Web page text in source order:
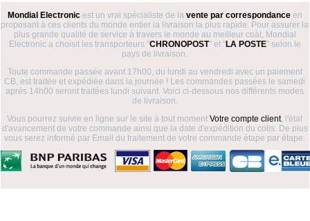
Mondial Electronicest un vrai spécialiste de la vente par correspondanceen
proposant à ces clients du monde entier la livraison la plus rapide. Pour assurer la
plus grande qualité de service à travers le monde au meilleur coàt, Mondial
Electronic a choisit les transporteurs "CHRONOPOST" et "LA POSTE" selon le
pays de livraison.
Toute commande passée avant 17h00, du lundi au vendredi avec un paiement
CB, est traitée et expédiée dans la journée ! Les commandes passées le samedi
aprés 14h00 seront traitées lundi suivant. Voici ci-dessous nos différents modes
de livraison.
Vous pourrez suivre en ligne sur le site à tout momentVotre compte client, l'état
d'avancement de votre commande ainsi que la date d'expédition du colis. De plus
vous serez informé par Email du traitement de votre commande étape par étape.